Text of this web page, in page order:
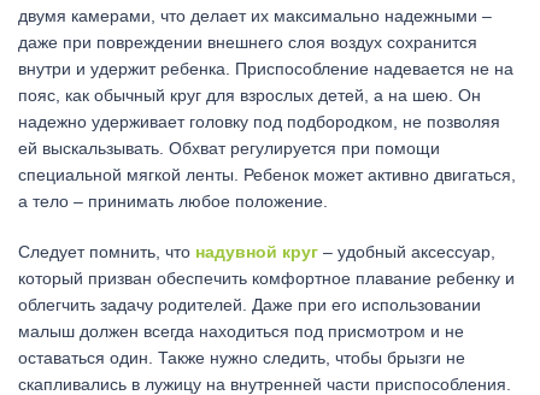
двумя камерами, что делает их максимально надежными –
даже при повреждении внешнего слоя воздух сохранится
внутри и удержит ребенка. Приспособление надевается не на
пояс, как обычный круг для взрослых детей, а на шею. Он
надежно удерживает головку под подбородком, не позволяя
ей выскальзывать. Обхват регулируется при помощи
специальной мягкой ленты. Ребенок может активно двигаться,
а тело – принимать любое положение.
Следует помнить, что надувной круг – удобный аксессуар,
который призван обеспечить комфортное плавание ребенку и
облегчить задачу родителей. Даже при его использовании
малыш должен всегда находиться под присмотром и не
оставаться один. Также нужно следить, чтобы брызги не
скапливались в лужицу на внутренней части приспособления.